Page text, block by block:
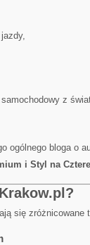
z
ogólnego bloga o
i Styl na
się zróżnicowane